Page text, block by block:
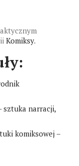
Komiksy.
sztuka narracji,
komiksowej –